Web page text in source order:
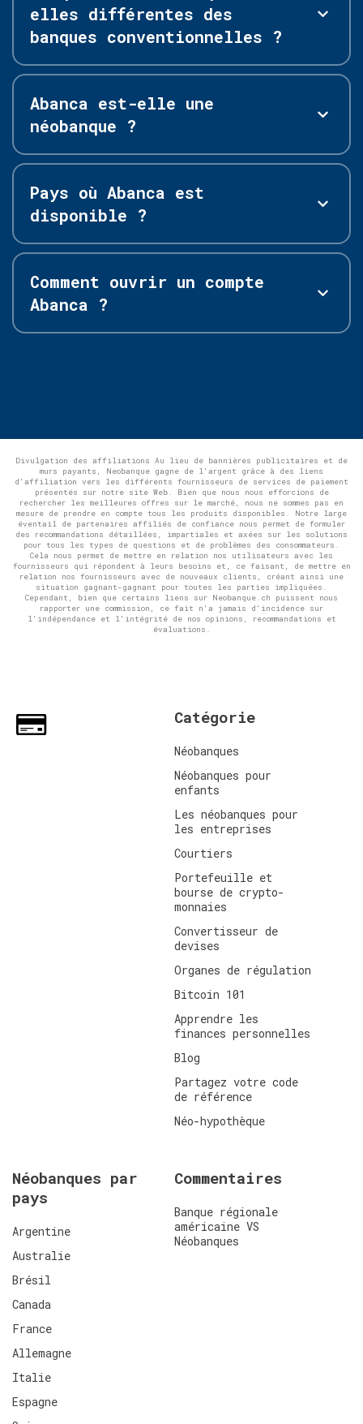
elles différentes des
banques conventionnelles ?
Abanca est-elle une
néobanque ?
Pays où Abanca est
disponible ?
Comment ouvrir un compte
Abanca ?
Divulgation des affiliations Au lieu de bannières publicitaires et de
murs payants, Neobanque gagne de l'argent grâce à des liens
d'affiliation vers les différents fournisseurs de services de paiement
présentés sur notre site Web. Bien que nous nous efforcions de
rechercher les meilleures offres sur le marché, nous ne sommes pas en
mesure de prendre en compte tous les produits disponibles. Notre large
éventail de partenaires affiliés de confiance nous permet de formuler
des recommandations détaillées, impartiales et axées sur les solutions
pour tous les types de questions et de problèmes des consommateurs.
Cela nous permet de mettre en relation nos utilisateurs avec les
fournisseurs qui répondent à leurs besoins et, ce faisant, de mettre en
relation nos fournisseurs avec de nouveaux clients, créant ainsi une
situation gagnant-gagnant pour toutes les parties impliquées.
Cependant, bien que certains liens sur Neobanque.ch puissent nous
rapporter une commission, ce fait n'a jamais d'incidence sur
l'indépendance et l'intégrité de nos opinions, recommandations et
évaluations.
Catégorie
Néobanques
Néobanques pour
enfants
Les néobanques pour
les entreprises
Courtiers
Portefeuille et
bourse de crypto-
monnaies
Convertisseur de
devises
Organes de régulation
Bitcoin 101
Apprendre les
finances personnelles
Blog
Partagez votre code
de référence
Néo-hypothèque
Néobanques par
pays
Argentine
Australie
Brésil
Canada
France
Allemagne
Italie
Espagne
Commentaires
Banque régionale
américaine VS
Néobanques